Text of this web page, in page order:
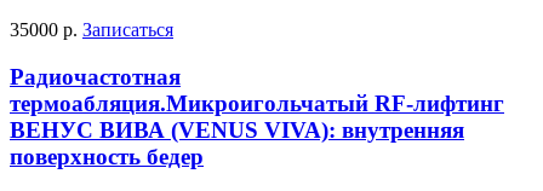
35000 р. Записаться
Радиочастотная
термоабляция.Микроигольчатый RF-лифтинг
ВЕНУС ВИВА (VENUS VIVA): внутренняя
поверхность бедер